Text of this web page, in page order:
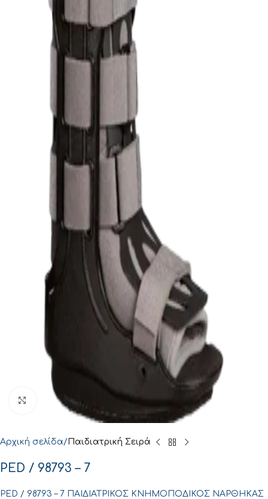
Click to enlarge
Αρχική σελίδα Παιδιατρική Σειρά
PED / 98793 – 7
PED / 98793 – 7 ΠΑΙΔΙΑΤΡΙΚΟΣ ΚΝΗΜΟΠΟΔΙΚΟΣ ΝΑΡΘΗΚΑΣ